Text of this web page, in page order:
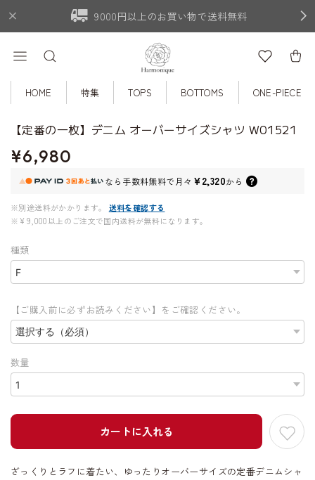
9000円以上のお買い物で送料無料
HOME 特集 TOPS BOTTOMS ONE-PIECE
【定番の一枚】デニム オーバーサイズシャツ W01521
¥6,980
なら 手数料無料で月々 ¥2,320から
※別途送料がかかります。
送料を確認する
※¥9,000以上のご注文で国内送料が無料になります。
種類
【ご購入前に必ずお読みください】をご確認ください。
数量
カートに入れる
ざっくりとラフに着たい、ゆったりオーバーサイズの定番デニムシャ